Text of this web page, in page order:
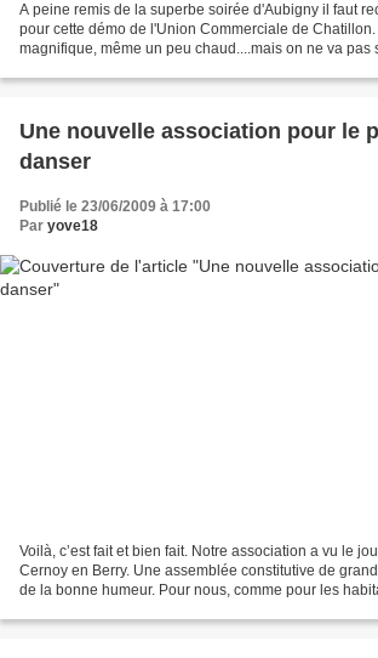
A peine remis de la superbe soirée d'Aubigny il faut
pour cette démo de l'Union Commerciale de
magnifique, même un peu chaud....mais on ne va pas
Une nouvelle association pour le
danser
Publié le 23/06/2009 à 17:00
Par yove18
Voilà, c’est fait et bien fait. Notre association a vu le
Cernoy en Berry. Une assemblée constitutive de
de la bonne humeur. Pour nous, comme pour les